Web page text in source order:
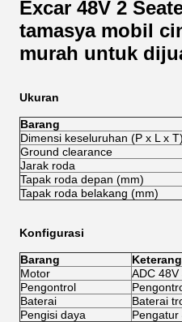
Excar 48V 2
tamasya mobil
murah untuk
Ukuran
Barang
Dimensi keseluruhan (P x L x T)
Ground clearance
Jarak roda
Tapak roda depan (mm)
Tapak roda belakang (mm)
Konfigurasi
Barang
Motor
ADC 48V
Pengontrol
Baterai
Baterai
Pengisi daya
Pengatur